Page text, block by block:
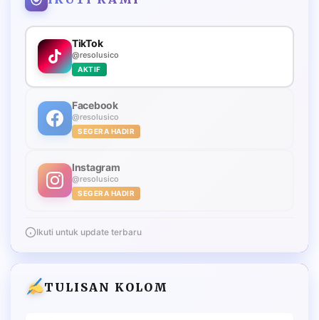
TikTok
@resolusico
AKTIF
Facebook
@resolusico
SEGERA HADIR
Instagram
@resolusico
SEGERA HADIR
Ikuti untuk update terbaru
TULISAN KOLOM